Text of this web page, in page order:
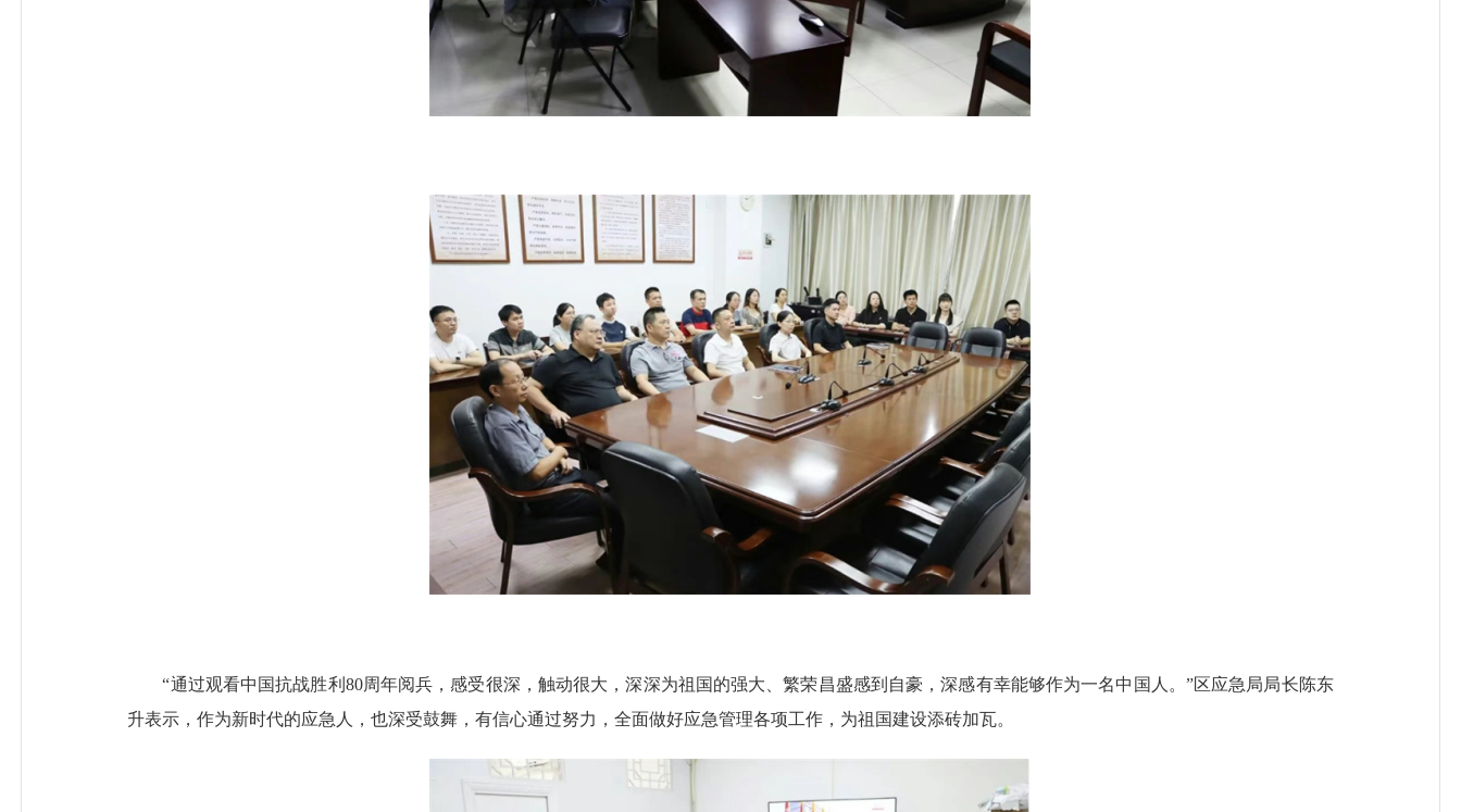
“通过观看中国抗战胜利80周年阅兵，感受很深，触动很大，深深为祖国的强大、繁荣昌盛感到自豪，深感有幸能够作为一名中国人。”区应急局局长陈东
升表示，作为新时代的应急人，也深受鼓舞，有信心通过努力，全面做好应急管理各项工作，为祖国建设添砖加瓦。